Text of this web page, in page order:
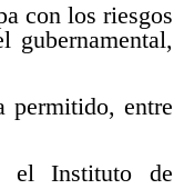
con los riesgos
gubernamental,
permitido, entre
el Instituto de